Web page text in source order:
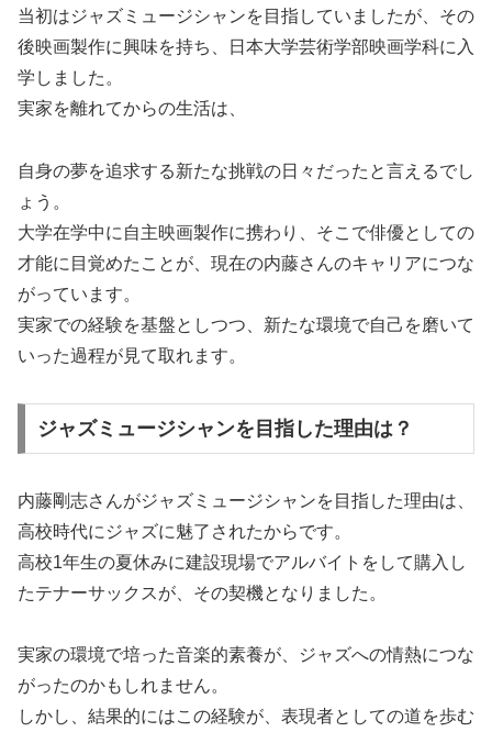
当初はジャズミュージシャンを目指していましたが、その
後映画製作に興味を持ち、日本大学芸術学部映画学科に入
学しました。
実家を離れてからの生活は、
自身の夢を追求する新たな挑戦の日々だったと言えるでし
ょう。
大学在学中に自主映画製作に携わり、そこで俳優としての
才能に目覚めたことが、現在の内藤さんのキャリアにつな
がっています。
実家での経験を基盤としつつ、新たな環境で自己を磨いて
いった過程が見て取れます。
ジャズミュージシャンを目指した理由は？
内藤剛志さんがジャズミュージシャンを目指した理由は、
高校時代にジャズに魅了されたからです。
高校1年生の夏休みに建設現場でアルバイトをして購入し
たテナーサックスが、その契機となりました。
実家の環境で培った音楽的素養が、ジャズへの情熱につな
がったのかもしれません。
しかし、結果的にはこの経験が、表現者としての道を歩む